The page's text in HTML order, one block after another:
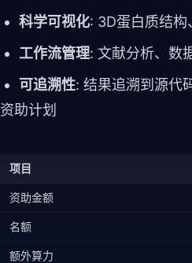
科学可视化: 3D蛋白质结构
工作流管理: 文献分析、数
可追溯性: 结果追溯到源代
资助计划
项目
资助金额
名额
额外算力